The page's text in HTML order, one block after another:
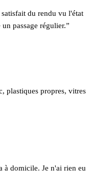
du rendu vu l'état
passage régulier.”
plastiques propres, vitres
à domicile. Je n'ai rien eu